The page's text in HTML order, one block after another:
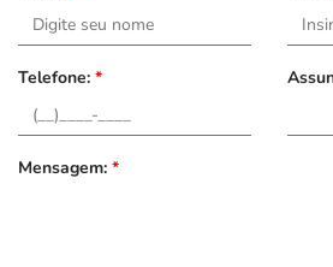
Telefone: *
Mensagem: *